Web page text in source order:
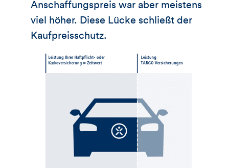
Anschaffungspreis war aber meistens
viel höher. Diese Lücke schließt der
Kaufpreisschutz.